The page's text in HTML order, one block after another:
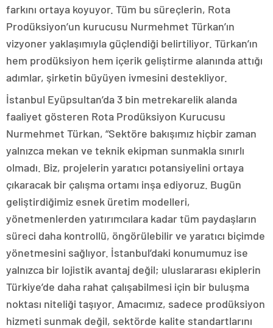
farkını ortaya koyuyor. Tüm bu süreçlerin, Rota
Prodüksiyon’un kurucusu Nurmehmet Türkan’ın
vizyoner yaklaşımıyla güçlendiği belirtiliyor. Türkan’ın
hem prodüksiyon hem içerik geliştirme alanında attığı
adımlar, şirketin büyüyen ivmesini destekliyor.
İstanbul Eyüpsultan’da 3 bin metrekarelik alanda
faaliyet gösteren Rota Prodüksiyon Kurucusu
Nurmehmet Türkan, “Sektöre bakışımız hiçbir zaman
yalnızca mekan ve teknik ekipman sunmakla sınırlı
olmadı. Biz, projelerin yaratıcı potansiyelini ortaya
çıkaracak bir çalışma ortamı inşa ediyoruz. Bugün
geliştirdiğimiz esnek üretim modelleri,
yönetmenlerden yatırımcılara kadar tüm paydaşların
süreci daha kontrollü, öngörülebilir ve yaratıcı biçimde
yönetmesini sağlıyor. İstanbul’daki konumumuz ise
yalnızca bir lojistik avantaj değil; uluslararası ekiplerin
Türkiye’de daha rahat çalışabilmesi için bir buluşma
noktası niteliği taşıyor. Amacımız, sadece prodüksiyon
hizmeti sunmak değil, sektörde kalite standartlarını